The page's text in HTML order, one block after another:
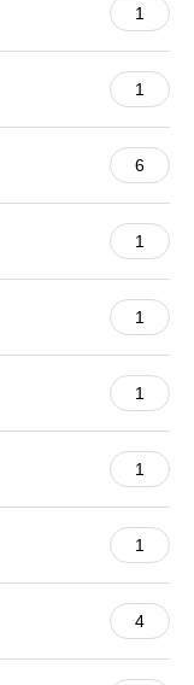
1
1
6
1
1
1
1
1
4